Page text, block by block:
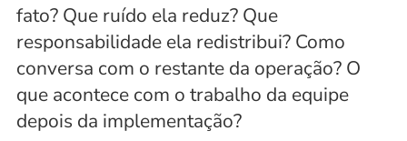
fato? Que ruído ela reduz? Que
responsabilidade ela redistribui? Como
conversa com o restante da operação? O
que acontece com o trabalho da equipe
depois da implementação?